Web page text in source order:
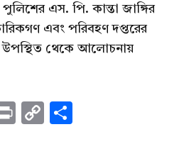
এস. পি. কান্তা জাঙ্গির
এবং পরিবহণ দপ্তরের
উপস্থিত থেকে আলোচনায়
PrintCopy